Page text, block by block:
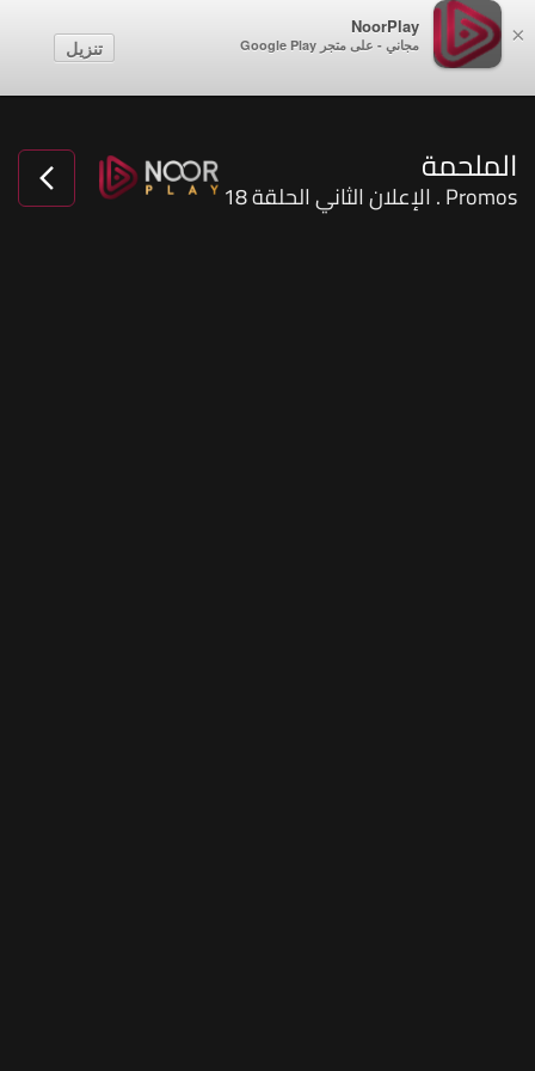
×
NoorPlay
مجاني - على متجر Google Play تنزيل
الملحمة
Promos . الإعلان الثاني الحلقة 18